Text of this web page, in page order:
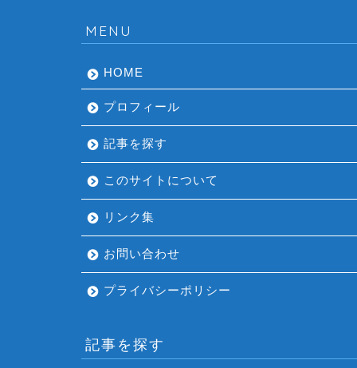
MENU
HOME
プロフィール
記事を探す
このサイトについて
リンク集
お問い合わせ
プライバシーポリシー
記事を探す